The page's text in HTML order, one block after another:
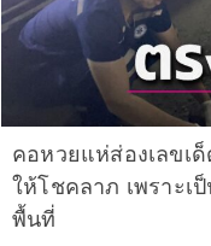
คอหวยแห่ส่องเลขเ
ให้โชคลาภ เพราะเ
พื้นที่